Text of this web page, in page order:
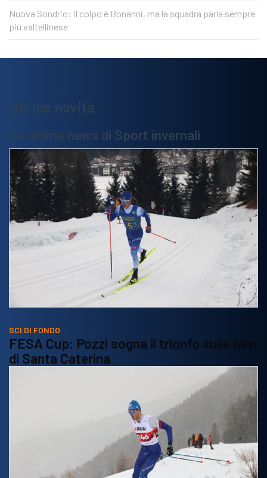
Nuova Sondrio: il colpo è Bonanni, ma la squadra parla sempre
più valtellinese
Ultime novità
Le ultime news di Sport invernali
SCI DI FONDO
FESA Cup: Pozzi sogna il trionfo sulle nevi
di Santa Caterina